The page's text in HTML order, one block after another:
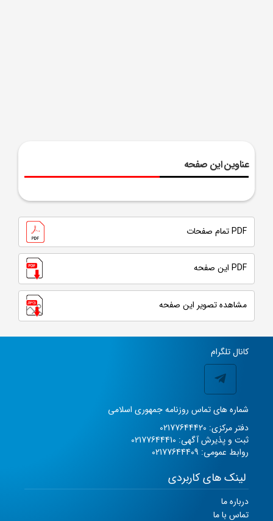
عناوین این صفحه
PDF تمام صفحات
PDF این صفحه
مشاهده تصویر این صفحه
کانال تلگرام
شماره های تماس روزنامه جمهوری اسلامی
دفتر مرکزی: 02177644420
ثبت و پذیرش آگهی: 02177644410
روابط عمومی: 02177644409
لینک های کاربردی
درباره ما
تماس با ما